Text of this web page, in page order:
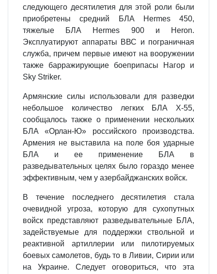
следующего десятилетия для этой роли были
приобретены средний БЛА Hermes 450,
тяжелые БЛА Hermes 900 и Heron.
Эксплуатируют аппараты ВВС и пограничная
служба, причем первые имеют на вооружении
также барражирующие боеприпасы Нагор и
Sky Striker.
Армянские силы использовали для разведки
небольшое количество легких БЛА Х-55,
сообщалось также о применении нескольких
БЛА «Орлан-Ю» рос­сийского производства.
Армения не выставила на поле боя ударные
БЛА и ее применение БЛА в
разведывательных целях было гораздо менее
эффектив­ным, чем у азербайджанских войск.
В течение последнего десятилетия стала
очевидной угроза, которую для сухопутных
войск представляют разведывательные БЛА,
задействуемые для поддержки ствольной и
реактивной артиллерии или пилотируемых
боевых са­молетов, будь то в Ливии, Сирии или
на Украине. Следует оговориться, что эта